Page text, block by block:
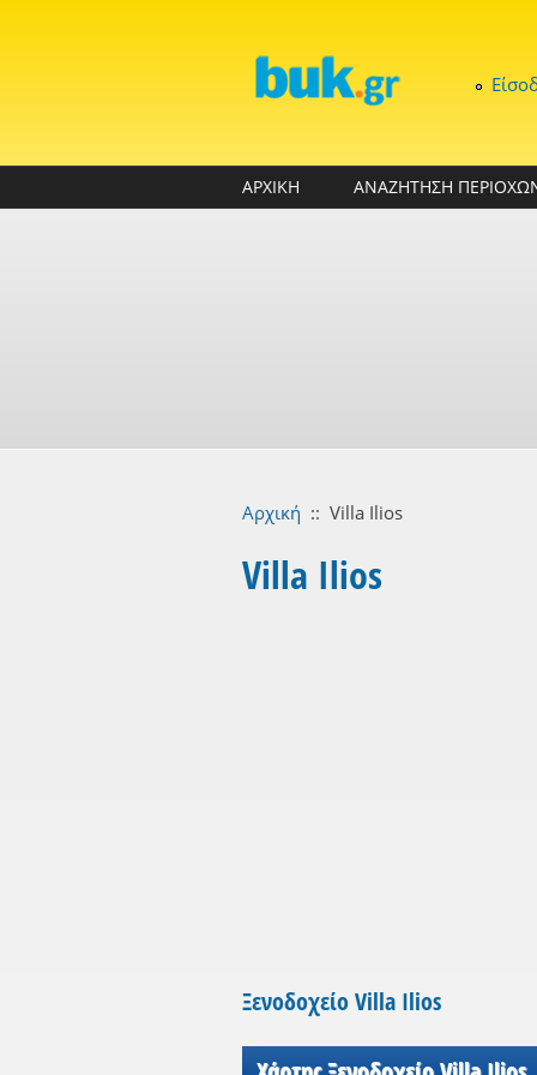
ΑΡΧΙΚΗ ΑΝΑΖΗΤΗΣΗ
Αρχική :: Villa Ilios
Villa Ilios
Ξενοδοχείο Villa Ilios